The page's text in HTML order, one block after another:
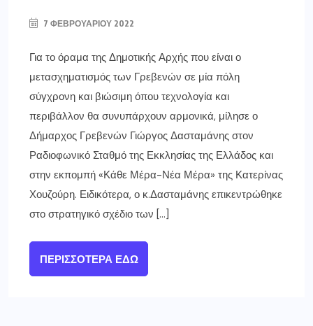
7 ΦΕΒΡΟΥΑΡΊΟΥ 2022
Για το όραμα της Δημοτικής Αρχής που είναι ο
μετασχηματισμός των Γρεβενών σε μία πόλη
σύγχρονη και βιώσιμη όπου τεχνολογία και
περιβάλλον θα συνυπάρχουν αρμονικά, μίλησε ο
Δήμαρχος Γρεβενών Γιώργος Δασταμάνης στον
Ραδιοφωνικό Σταθμό της Εκκλησίας της Ελλάδος και
στην εκπομπή «Κάθε Μέρα-Νέα Μέρα» της Κατερίνας
Χουζούρη. Ειδικότερα, ο κ.Δασταμάνης επικεντρώθηκε
στο στρατηγικό σχέδιο των […]
ΠΕΡΙΣΣΌΤΕΡΑ ΕΔΏ